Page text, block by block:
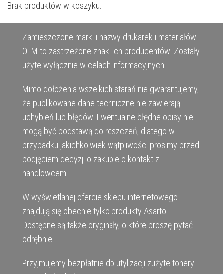
Brak produktów w koszyku.
Zamieszczone marki i nazwy drukarek i materiałów
OEM to zastrzeżone znaki ich producentów. Zostały
użyte wyłącznie w celach informacyjnych.
Mimo dołożenia wszelkich starań nie gwarantujemy,
że publikowane dane techniczne nie zawierają
uchybień lub błędów. Ewentualne błędne opisy nie
mogą być podstawą do roszczeń, dlatego w
przypadku jakichkolwiek wątpliwości prosimy przed
podjęciem decyzji o zakupie o kontakt z
handlowcem.
W wyświetlanej ofercie sklepu internetowego
znajdują się obecnie tylko produkty Asarto.
Dostępne są także oryginały, o które proszę pytać
odrębnie.
Przyjmujemy bezpłatnie do utylizacji zużyte tonery i